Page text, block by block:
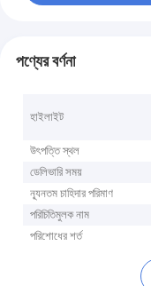
পণ্যের বর্ণনা
হাইলাইট
উৎপত্তি স্থল
ডেলিভারি সময়
ন্যূনতম চাহিদার পরিমাণ
পরিচিতিমুলক নাম
পরিশোধের শর্ত